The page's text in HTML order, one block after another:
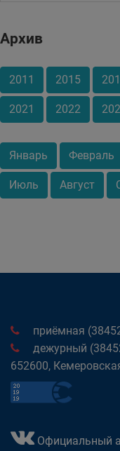
Архив
2011 2015
2021 2022
Январь Февраль
Июль Август
приёмная
дежурный
652600,
Официальный